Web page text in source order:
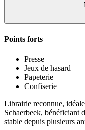
Points forts
Presse
Jeux de hasard
Papeterie
Confiserie
Librairie reconnue,
Schaerbeek, bénéficiant
stable depuis plusieurs